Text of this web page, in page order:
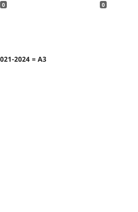
0 0
2024 = A3